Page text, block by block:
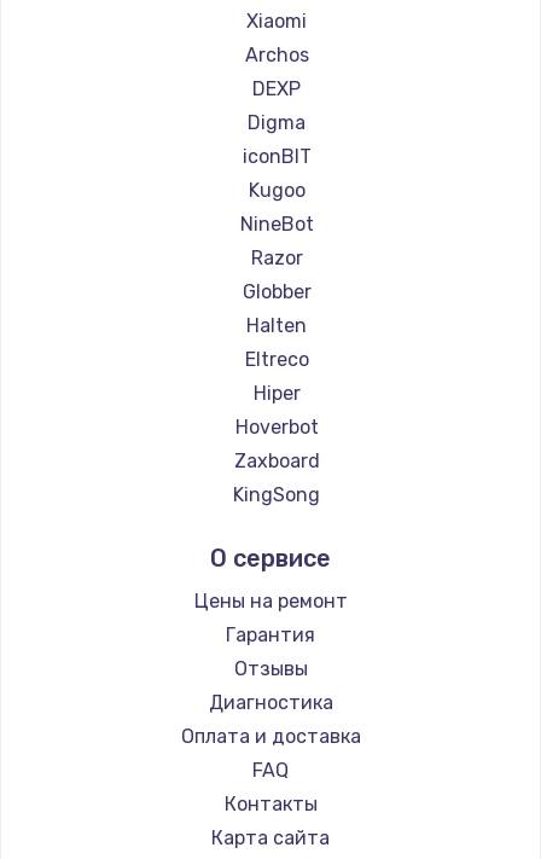
Ремонт самокатов Shorner
Ремонт самокатов Joyor
Ремонт самокатов Minimotors
Ремонт самокатов Bork
Ремонт самокатов KIRIN
Xiaomi
Archos
DEXP
Digma
iconBIT
Kugoo
NineBot
Razor
Globber
Halten
Eltreco
Hiper
Hoverbot
Zaxboard
KingSong
Midway by Yamato
Hunter
Shorner
Joyor
Minimotors
Bork
KIRIN
О сервисе
Цены на ремонт
Гарантия
Отзывы
Диагностика
Оплата и доставка
FAQ
Контакты
Карта сайта